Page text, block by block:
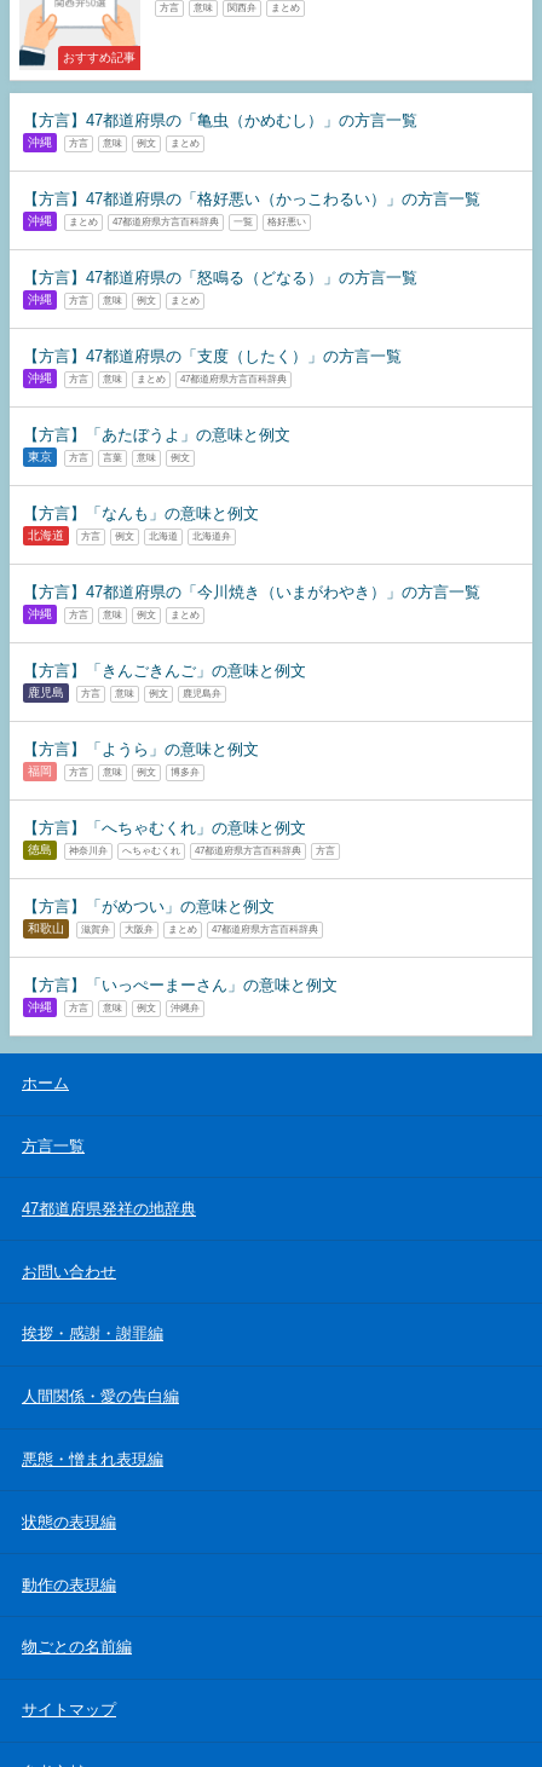
おすすめ記事
方言 意味 関西弁 まとめ
【方言】47都道府県の「亀虫（かめむし）」の方言一覧
沖縄 方言 意味 例文 まとめ
【方言】47都道府県の「格好悪い（かっこわるい）」の方言一覧
沖縄 まとめ 47都道府県方言百科辞典 一覧 格好悪い
【方言】47都道府県の「怒鳴る（どなる）」の方言一覧
沖縄 方言 意味 例文 まとめ
【方言】47都道府県の「支度（したく）」の方言一覧
沖縄 方言 意味 まとめ 47都道府県方言百科辞典
【方言】「あたぼうよ」の意味と例文
東京 方言 言葉 意味 例文
【方言】「なんも」の意味と例文
北海道 方言 例文 北海道 北海道弁
【方言】47都道府県の「今川焼き（いまがわやき）」の方言一覧
沖縄 方言 意味 例文 まとめ
【方言】「きんごきんご」の意味と例文
鹿児島 方言 意味 例文 鹿児島弁
【方言】「ようら」の意味と例文
福岡 方言 意味 例文 博多弁
【方言】「へちゃむくれ」の意味と例文
徳島 神奈川弁 へちゃむくれ 47都道府県方言百科辞典 方言
【方言】「がめつい」の意味と例文
和歌山 滋賀弁 大阪弁 まとめ 47都道府県方言百科辞典
【方言】「いっぺーまーさん」の意味と例文
沖縄 方言 意味 例文 沖縄弁
ホーム
方言一覧
47都道府県発祥の地辞典
お問い合わせ
挨拶・感謝・謝罪編
人間関係・愛の告白編
悪態・憎まれ表現編
状態の表現編
動作の表現編
物ごとの名前編
サイトマップ